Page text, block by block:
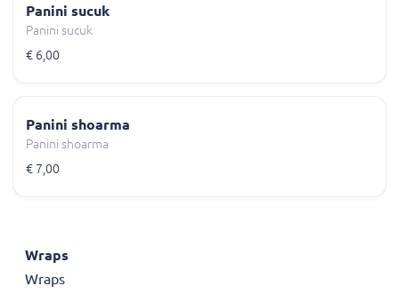
Panini sucuk
Panini sucuk
€ 6,00
Panini shoarma
Panini shoarma
€ 7,00
Wraps
Wraps